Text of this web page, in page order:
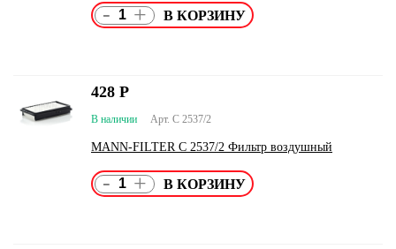
- +
Арт. C 2537/2
В наличии
MANN-FILTER C 2537/2 Фильтр воздушный
428 Р
- +